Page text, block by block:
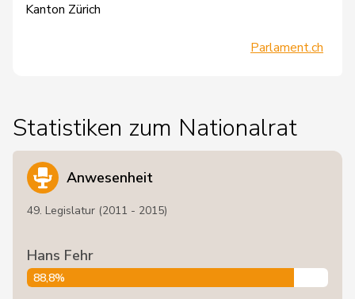
Kanton Zürich
Parlament.ch
Statistiken zum Nationalrat
Anwesenheit
49. Legislatur (2011 - 2015)
Hans Fehr
88,8%